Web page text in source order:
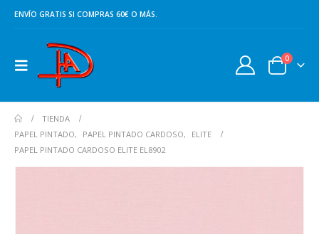
ENVÍO GRATIS SI COMPRAS 60€ O MÁS.
0
TIENDA
PAPEL PINTADO, PAPEL PINTADO CARDOSO,
ELITE
PAPEL PINTADO CARDOSO ELITE EL8902